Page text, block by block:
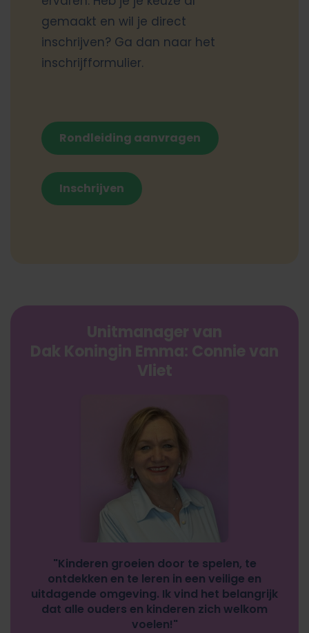
gemaakt en wil je direct
inschrijven? Ga dan naar het
inschrijfformulier.
Rondleiding aanvragen
Inschrijven
Unitmanager van
Dak Koningin Emma: Connie van
Vliet
"Kinderen groeien door te spelen, te
ontdekken en te leren in een veilige en
uitdagende omgeving. Ik vind het belangrijk
dat alle ouders en kinderen zich welkom
voelen!"